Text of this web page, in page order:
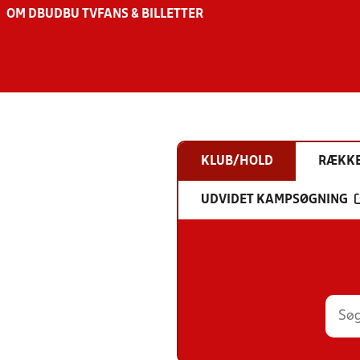
OM DBU DBU TV FANS & BILLETTER
KLUB/HOLD
UDVIDET KAMPSØGNING